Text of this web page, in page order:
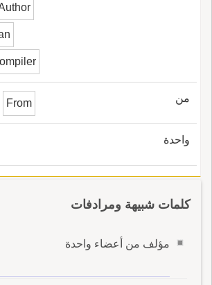
من From
واحدة
كلمات شبيهة ومرادفات
مؤلف من أعضاء واحدة